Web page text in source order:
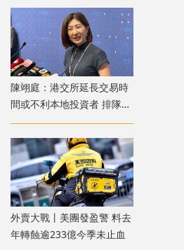
陳翊庭：港交所延長交易時
間或不利本地投資者 排隊上
市公司數量創新高
外賣大戰丨美團發盈警 料去
年轉蝕逾233億今季未止血